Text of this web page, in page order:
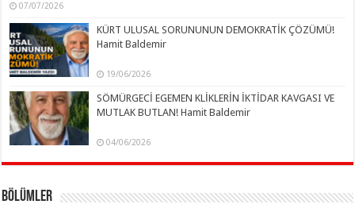
07/07/2026
KÜRT ULUSAL SORUNUNUN DEMOKRATİK ÇÖZÜMÜ!
Hamit Baldemir
19/06/2026
SÖMÜRGECİ EGEMEN KLİKLERİN İKTİDAR KAVGASI VE
MUTLAK BUTLAN! Hamit Baldemir
04/06/2026
Bölümler